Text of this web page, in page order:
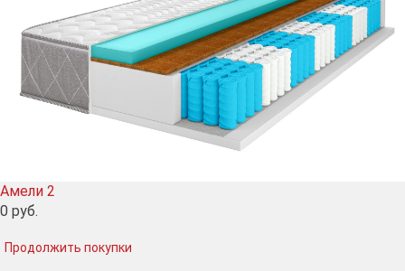
Амели 2
0 руб.
Продолжить покупки